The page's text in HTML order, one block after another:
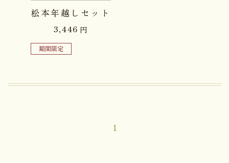
品切れ中
松本年越しセット
3,446 円
期間限定
1